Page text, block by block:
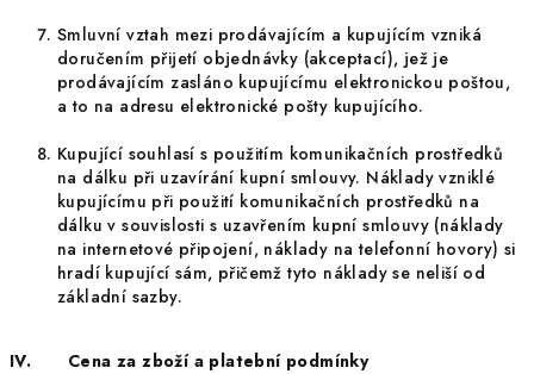
Smluvní vztah mezi prodávajícím a kupujícím vzniká
doručením přijetí objednávky (akceptací), jež je
prodávajícím zasláno kupujícímu elektronickou poštou,
a to na adresu elektronické pošty kupujícího.
Kupující souhlasí s použitím komunikačních prostředků
na dálku při uzavírání kupní smlouvy. Náklady vzniklé
kupujícímu při použití komunikačních prostředků na
dálku v souvislosti s uzavřením kupní smlouvy (náklady
na internetové připojení, náklady na telefonní hovory) si
hradí kupující sám, přičemž tyto náklady se neliší od
základní sazby.
IV. Cena za zboží a platební podmínky